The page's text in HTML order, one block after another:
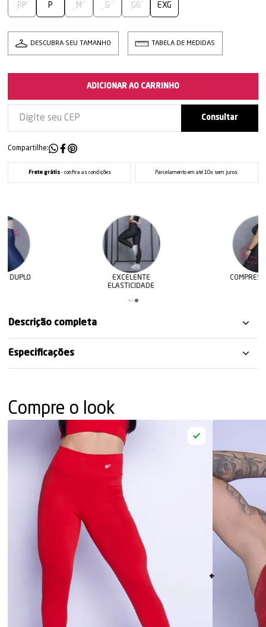
PP P M G GG EXG
DESCUBRA SEU TAMANHO TABELA DE MEDIDAS
ADICIONAR AO CARRINHO
Compartilhe:
Frete grátis- confira as condições Parcelamento em até 10x sem juros
COMPRESSÃO ALTA
Descrição completa
Especificações
Compre o look